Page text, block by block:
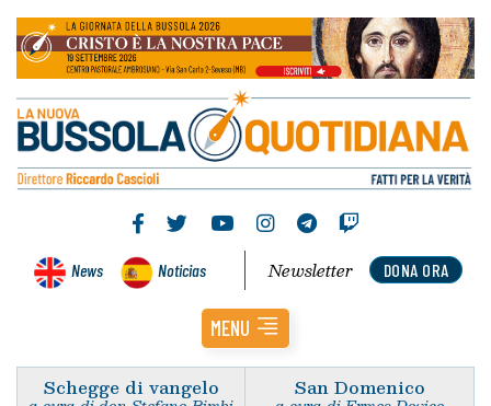
News Noticias DONA ORA
Newsletter
MENU
Schegge di vangelo San Domenico